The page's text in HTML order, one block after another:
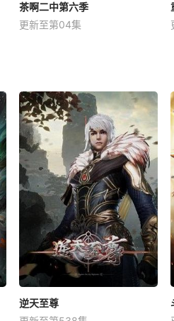
茶啊二中第六季
更新至第04集
逆天至尊